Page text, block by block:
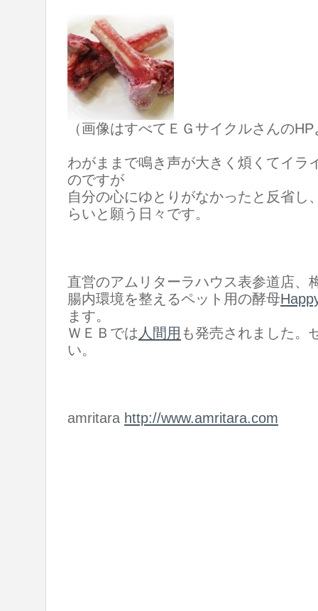
（画像はすべてＥＧサイクルさんの
わがままで鳴き声が大きく煩くてイラ
のですが
自分の心にゆとりがなかったと反省し
らいと願う日々です。
直営のアムリターラハウス表参道店、
腸内環境を整えるペット用の酵母
ます。
ＷＥＢでは 人間用 も発売されました。
い。
amritara http://www.amritara.com